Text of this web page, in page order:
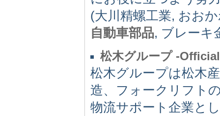
(大川精螺工業, おお
自動車部品, ブレーキ
松木グループ -
松木グループは松木
造、フォークリフト
物流サポート企業と